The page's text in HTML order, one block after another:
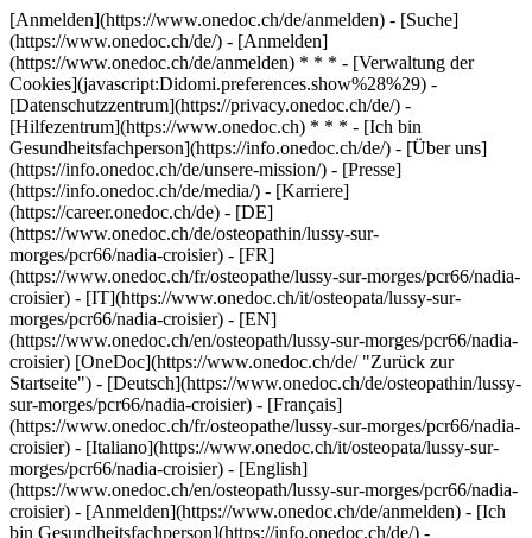
[Anmelden](https://www.onedoc.ch/de/anmelden) - [Suche]
(https://www.onedoc.ch/de/) - [Anmelden]
(https://www.onedoc.ch/de/anmelden) * * * - [Verwaltung der
Cookies](javascript:Didomi.preferences.show%28%29) -
[Datenschutzzentrum](https://privacy.onedoc.ch/de/) -
[Hilfezentrum](https://www.onedoc.ch) * * * - [Ich bin
Gesundheitsfachperson](https://info.onedoc.ch/de/) - [Über uns]
(https://info.onedoc.ch/de/unsere-mission/) - [Presse]
(https://info.onedoc.ch/de/media/) - [Karriere]
(https://career.onedoc.ch/de) - [DE]
(https://www.onedoc.ch/de/osteopathin/lussy-sur-
morges/pcr66/nadia-croisier) - [FR]
(https://www.onedoc.ch/fr/osteopathe/lussy-sur-morges/pcr66/nadia-
croisier) - [IT](https://www.onedoc.ch/it/osteopata/lussy-sur-
morges/pcr66/nadia-croisier) - [EN]
(https://www.onedoc.ch/en/osteopath/lussy-sur-morges/pcr66/nadia-
croisier) [OneDoc](https://www.onedoc.ch/de/ "Zurück zur
Startseite") - [Deutsch](https://www.onedoc.ch/de/osteopathin/lussy-
sur-morges/pcr66/nadia-croisier) - [Français]
(https://www.onedoc.ch/fr/osteopathe/lussy-sur-morges/pcr66/nadia-
croisier) - [Italiano](https://www.onedoc.ch/it/osteopata/lussy-sur-
morges/pcr66/nadia-croisier) - [English]
(https://www.onedoc.ch/en/osteopath/lussy-sur-morges/pcr66/nadia-
croisier) - [Anmelden](https://www.onedoc.ch/de/anmelden) - [Ich
bin Gesundheitsfachperson](https://info.onedoc.ch/de/) -